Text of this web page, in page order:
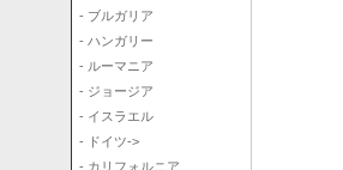
- ブルガリア
- ハンガリー
- ルーマニア
- ジョージア
- イスラエル
- ドイツ->
- カリフォルニア